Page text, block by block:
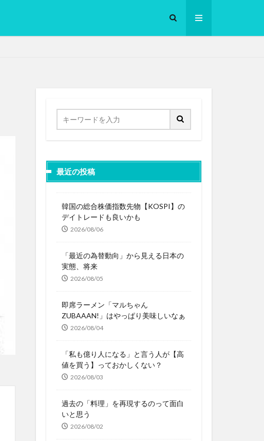
最近の投稿
韓国の総合株価指数先物【KOSPI】の
デイトレードも良いかも
2026/08/06
「最近の為替動向」から見える日本の
実態、将来
2026/08/05
即席ラーメン「マルちゃん
ZUBAAAN!」はやっぱり美味しいなぁ
2026/08/04
「私も億り人になる」と言う人が【高
値を買う】っておかしくない？
2026/08/03
過去の「料理」を再現するのって面白
いと思う
2026/08/02